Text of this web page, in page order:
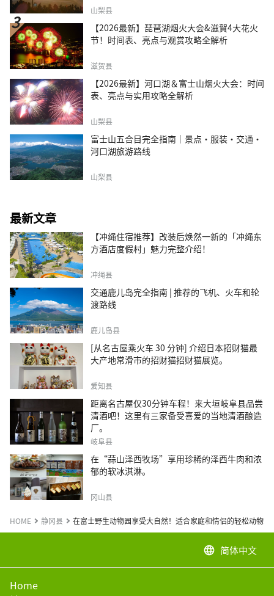
山梨县
【2026最新】琵琶湖烟火大会&滋賀4大花火
节！时间表、亮点与观赏攻略全解析
滋贺县
【2026最新】河口湖＆富士山烟火大会：时间
表、亮点与实用攻略全解析
山梨县
富士山五合目完全指南｜景点·服装·交通·
河口湖旅游路线
山梨县
最新文章
【冲绳住宿推荐】改装后焕然一新的「冲绳东
方酒店度假村」魅力完整介绍！
冲绳县
交通鹿儿岛完全指南 | 推荐的飞机、火车和轮
渡路线
鹿儿岛县
[从名古屋乘火车 30 分钟] 介绍日本招财猫最
大产地常滑市的招财猫招财猫展览。
爱知县
距离名古屋仅30分钟车程！来大垣岐阜县品尝
清酒吧！这里有三家备受喜爱的当地清酒酿造
厂。
岐阜县
在“蒜山泽西牧场”享用珍稀的泽西牛肉和浓
郁的软冰淇淋。
冈山县
HOME 静冈县 在富士野生动物园享受大自然！适合家庭和情侣的轻松动物观
language 简体中文
Home